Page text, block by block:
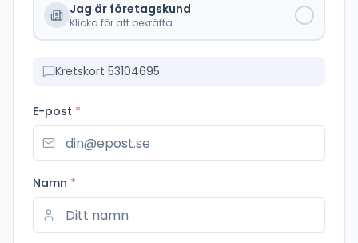
Jag är företagskund
Klicka för att bekräfta
Kretskort 53104695
E-post *
Namn *